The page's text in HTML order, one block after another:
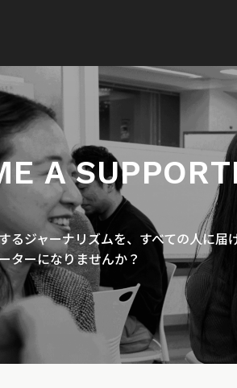
A
るジャーナリズムを、すべての人に届
ターになりませんか？